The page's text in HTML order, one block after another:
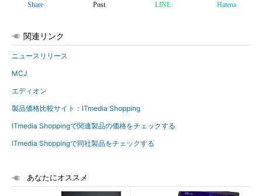
Share Post LINE Hatena
関連リンク
ニュースリリース
MCJ
エディオン
製品価格比較サイト：ITmedia Shopping
ITmedia Shoppingで関連製品の価格をチェックする
ITmedia Shoppingで同社製品をチェックする
あなたにオススメ